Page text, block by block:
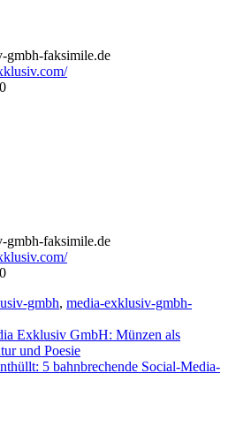
gmbh-faksimile.de
gmbh-faksimile.de
gmbh, media-exklusiv-gmbh-
Exklusiv GmbH: Münzen als
und Poesie
5 bahnbrechende Social-Media-